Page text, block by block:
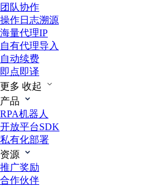
团队协作
操作日志溯源
海量代理IP
自有代理导入
自动续费
即点即译
更多 收起
产品
RPA机器人
开放平台SDK
私有化部署
资源
推广奖励
合作伙伴